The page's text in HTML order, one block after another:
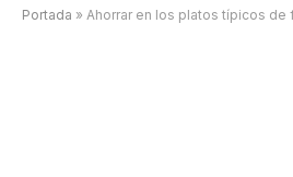
Portada » Ahorrar en los platos típicos de fin